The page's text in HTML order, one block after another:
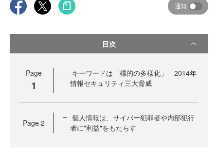
通知
目次
Page
1
キーワードは「標的の多様化」―2014年
情報セキュリティ三大脅威
Page 2
個人情報は、サイバー犯罪者や内部犯行
者に"利益"をもたらす